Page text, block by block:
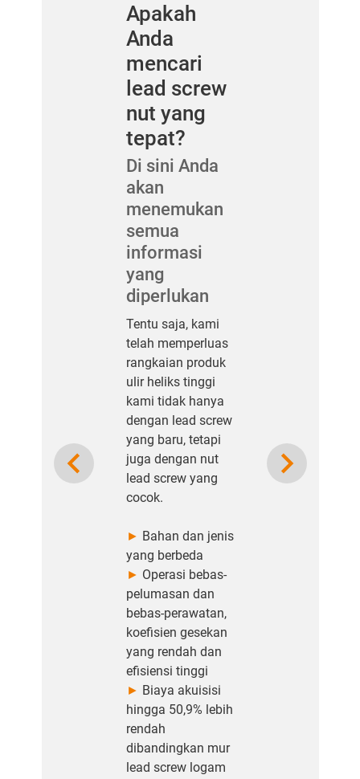
Apakah
Anda
mencari
lead screw
nut yang
tepat?
Di sini Anda
akan
menemukan
semua
informasi
yang
diperlukan
Tentu saja, kami
telah memperluas
rangkaian produk
ulir heliks tinggi
kami tidak hanya
dengan lead screw
yang baru, tetapi
juga dengan nut
lead screw yang
cocok.
► Bahan dan jenis
yang berbeda
► Operasi bebas-
pelumasan dan
bebas-perawatan,
koefisien gesekan
yang rendah dan
efisiensi tinggi
► Biaya akuisisi
hingga 50,9% lebih
rendah
dibandingkan mur
lead screw logam
Previous